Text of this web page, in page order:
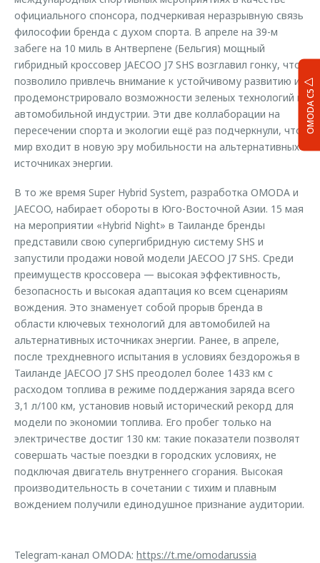
OMODA C5
официального спонсора, подчеркивая неразрывную связь
философии бренда с духом спорта. В апреле на 39-м
забеге на 10 миль в Антверпене (Бельгия) мощный
гибридный кроссовер JAECOO J7 SHS возглавил гонку, что
позволило привлечь внимание к устойчивому развитию и
продемонстрировало возможности зеленых технологий в
автомобильной индустрии. Эти две коллаборации на
пересечении спорта и экологии ещё раз подчеркнули, что
мир входит в новую эру мобильности на альтернативных
источниках энергии.
В то же время Super Hybrid System, разработка OMODA и
JAECOO, набирает обороты в Юго-Восточной Азии. 15 мая
на мероприятии «Hybrid Night» в Таиланде бренды
представили свою супергибридную систему SHS и
запустили продажи новой модели JAECOO J7 SHS. Среди
преимуществ кроссовера — высокая эффективность,
безопасность и высокая адаптация ко всем сценариям
вождения. Это знаменует собой прорыв бренда в
области ключевых технологий для автомобилей на
альтернативных источниках энергии. Ранее, в апреле,
после трехдневного испытания в условиях бездорожья в
Таиланде JAECOO J7 SHS преодолел более 1433 км с
расходом топлива в режиме поддержания заряда всего
3,1 л/100 км, установив новый исторический рекорд для
модели по экономии топлива. Его пробег только на
электричестве достиг 130 км: такие показатели позволят
совершать частые поездки в городских условиях, не
подключая двигатель внутреннего сгорания. Высокая
производительность в сочетании с тихим и плавным
вождением получили единодушное признание аудитории.
Telegram-канал OMODA: https://t.me/omodarussia